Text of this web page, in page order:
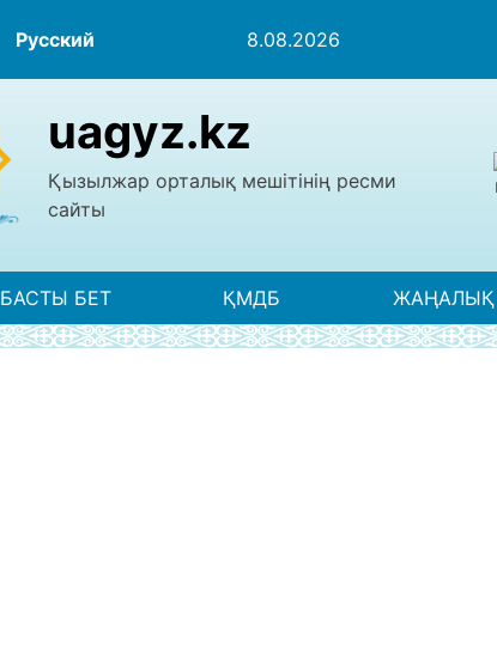
Русский 8.08.2026
uagyz.kz
Қызылжар орталық мешітінің ресми
сайты
БАСТЫ БЕТ ҚМДБ ЖАҢАЛЫҚ